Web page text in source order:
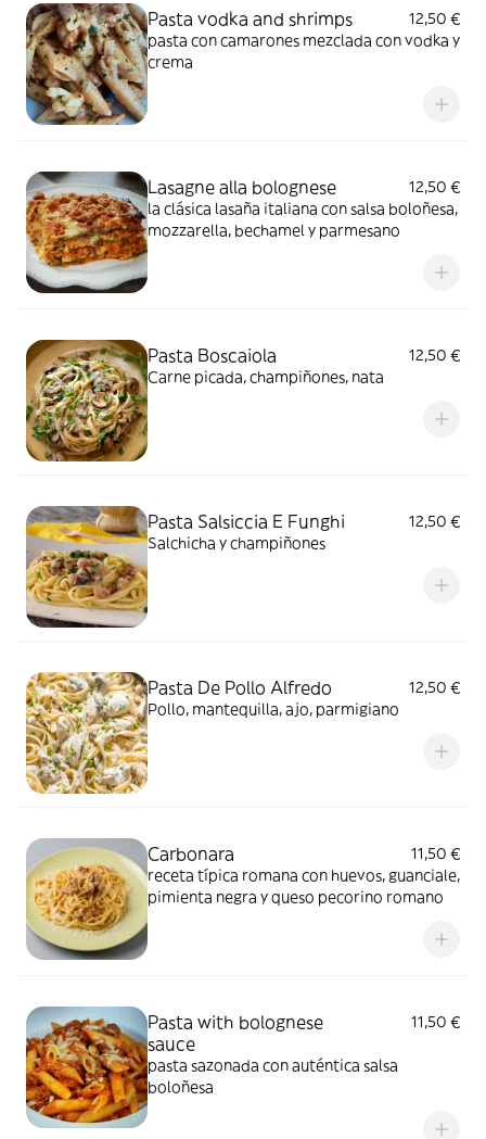
Pasta vodka and shrimps
12,50 €
pasta con camarones mezclada con vodka y
crema
Lasagne alla bolognese
12,50 €
la clásica lasaña italiana con salsa boloñesa,
mozzarella, bechamel y parmesano
Pasta Boscaiola
12,50 €
Carne picada, champiñones, nata
Pasta Salsiccia E Funghi
12,50 €
Salchicha y champiñones
Pasta De Pollo Alfredo
12,50 €
Pollo, mantequilla, ajo, parmigiano
Carbonara
11,50 €
receta típica romana con huevos, guanciale,
pimienta negra y queso pecorino romano
Pasta with bolognese
sauce
11,50 €
pasta sazonada con auténtica salsa
boloñesa